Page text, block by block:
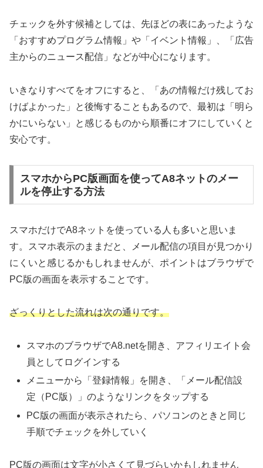
チェックを外す候補としては、先ほどの表にあったような
「おすすめプログラム情報」や「イベント情報」、「広告
主からのニュース配信」などが中心になります。
いきなりすべてをオフにすると、「あの情報だけ残してお
けばよかった」と後悔することもあるので、最初は「明ら
かにいらない」と感じるものから順番にオフにしていくと
安心です。
スマホからPC版画面を使ってA8ネットのメー
ルを停止する方法
スマホだけでA8ネットを使っている人も多いと思いま
す。スマホ表示のままだと、メール配信の項目が見つかり
にくいと感じるかもしれませんが、ポイントはブラウザで
PC版の画面を表示することです。
ざっくりとした流れは次の通りです。
スマホのブラウザでA8.netを開き、アフィリエイト会
員としてログインする
メニューから「登録情報」を開き、「メール配信設
定（PC版）」のようなリンクをタップする
PC版の画面が表示されたら、パソコンのときと同じ
手順でチェックを外していく
PC版の画面は文字が小さくて見づらいかもしれません